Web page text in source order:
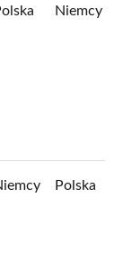
Niemcy
Polska